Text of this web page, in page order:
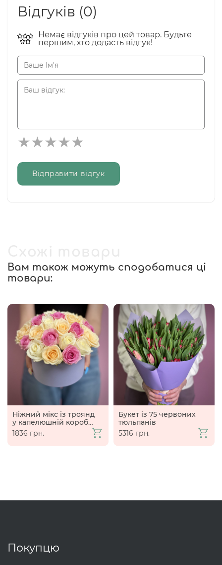
Відгуків (0)
Немає відгуків про цей товар. Будьте
першим, хто додасть відгук!
Відправити відгук
Вам також можуть сподобатися ці
товари:
Ніжний мікс із троянд
у капелюшній коробці
S
1836 грн.
Букет із 75 червоних
тюльпанів
5316 грн.
Покупцю